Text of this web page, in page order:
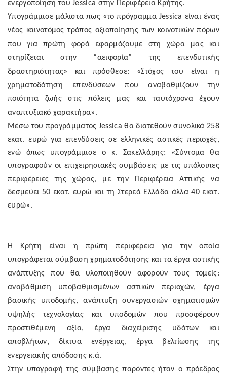
ενεργοποίηση τουJessica στην Περιφέρεια Κρήτης.
Υπογράμμισε μάλιστα πως «το πρόγραμμα Jessica είναι ένας
νέος καινοτόμος τρόπος αξιοποίησης των κοινοτικών πόρων
που για πρώτη φορά εφαρμόζουμε στη χώρα μας και
στηρίζεται στην “αειφορία” της επενδυτικής
δραστηριότητας» και πρόσθεσε: «Στόχος του είναι η
χρηματοδότηση επενδύσεων που αναβαθμίζουν την
ποιότητα ζωής στις πόλεις μας και ταυτόχρονα έχουν
αναπτυξιακό χαρακτήρα».
Μέσω του προγράμματος Jessica θα διατεθούν συνολικά 258
εκατ. ευρώ για επενδύσεις σε ελληνικές αστικές περιοχές,
ενώ όπως υπογράμμισε ο κ. Σακελλάρης: «Σύντομα θα
υπογραφούν οι επιχειρησιακές συμβάσεις με τις υπόλοιπες
περιφέρειες της χώρας, με την Περιφέρεια Αττικής να
δεσμεύει 50 εκατ. ευρώ και τη Στερεά Ελλάδα άλλα 40 εκατ.
ευρώ».
H
Κρήτη είναι η πρώτη περιφέρεια για την οποία
υπογράφεται σύμβαση χρηματοδότησης και τα έργα αστικής
ανάπτυξης που θα υλοποιηθούν αφορούν τους τομείς:
αναβάθμιση υποβαθμισμένων αστικών περιοχών, έργα
βασικής υποδομής, ανάπτυξη συνεργασιών σχηματισμών
υψηλής τεχνολογίας και υποδομών που προσφέρουν
προστιθέμενη αξία, έργα διαχείρισης υδάτων και
αποβλήτων, δίκτυα ενέργειας, έργα βελτίωσης της
ενεργειακής απόδοσης κ.ά.
Στην υπογραφή της σύμβασης παρόντες ήταν ο πρόεδρος